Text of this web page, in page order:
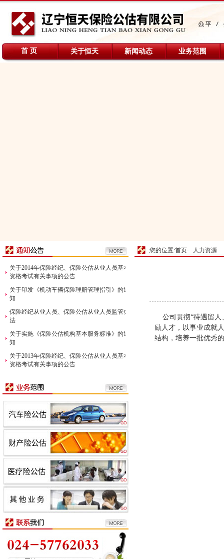
首 页 关于恒天 新闻动态 业务范围
关于2014年保险经纪、保险公估从业人员基本
资格考试有关事项的公告
关于印发《机动车辆保险理赔管理指引》的通
知
保险经纪从业人员、保险公估从业人员监管办
法
关于实施《保险公估机构基本服务标准》的通
知
关于2013年保险经纪、保险公估从业人员基本
资格考试有关事项的公告
您的位置:首页- 人力资源
公司贯彻“待遇留人
励人才，以事业成就
结构，培养一批优秀